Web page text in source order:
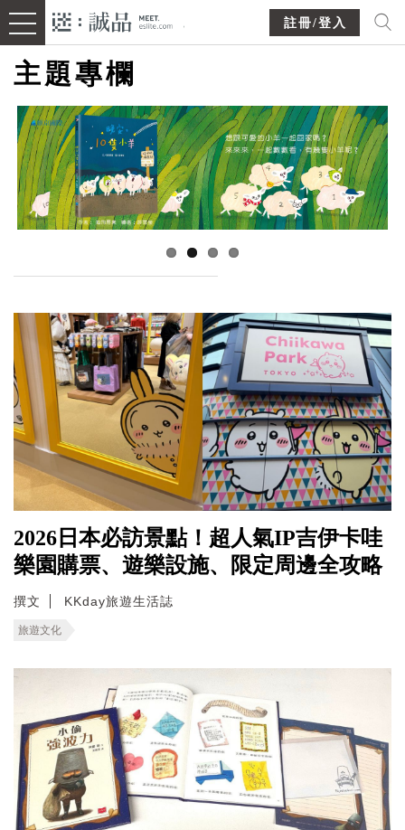
註冊/登入
主題專欄
2026日本必訪景點！超人氣IP吉伊卡哇
樂園購票、遊樂設施、限定周邊全攻略
撰文 KKday旅遊生活誌
旅遊文化